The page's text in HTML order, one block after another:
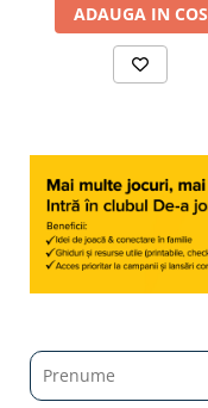
ADAUGA IN COS